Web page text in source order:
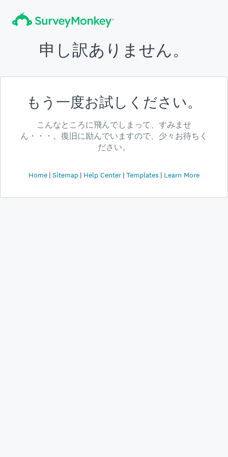
申し訳ありません。
もう一度お試しください。
こんなところに飛んでしまって、すみませ
ん・・・。復旧に励んでいますので、少々お待ちく
ださい。
Home Sitemap Help Center Templates Learn More